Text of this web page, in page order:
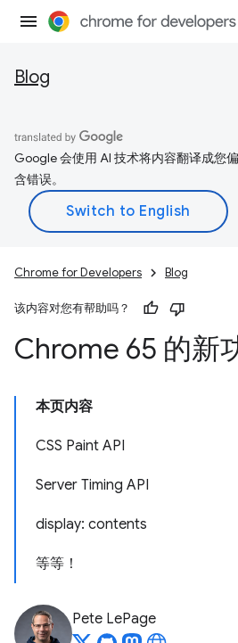
Blog
Google 会使用 AI 技术将内容翻译成您
含错误。
Chrome for Developers Blog
该内容对您有帮助吗？
Chrome 65 的新
本页内容
CSS Paint API
Server Timing API
display: contents
等等！
Pete LePage